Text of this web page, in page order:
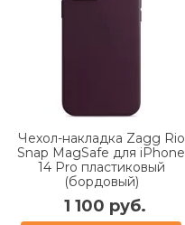
Чехол-накладка Zagg Rio
Snap MagSafe для iPhone
14 Pro пластиковый
(бордовый)
1 100 руб.